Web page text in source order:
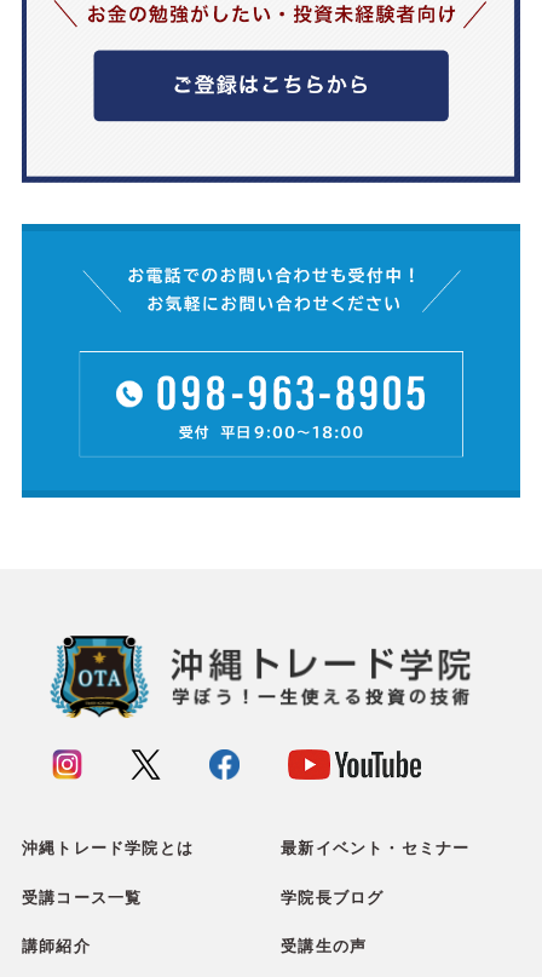
沖縄トレード学院とは 最新イベント・セミナー
受講コース一覧 学院長ブログ
講師紹介 受講生の声